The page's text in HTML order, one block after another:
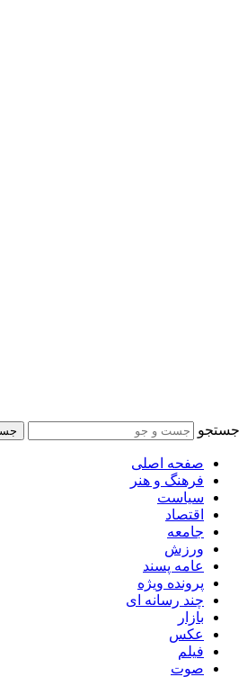
جستجو
صفحه اصلی
فرهنگ و هنر
سیاست
اقتصاد
جامعه
ورزش
عامه پسند
پرونده ویژه
چند رسانه ای
بازار
عکس
فیلم
صوت